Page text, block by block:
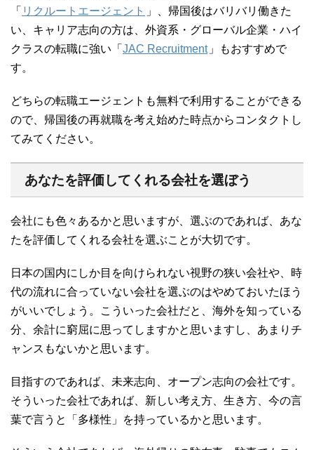
「 リクルートエージェント 」、帰国後はバリバリ働きた
い、キャリア志向の方は、外資系・グローバル企業・ハイ
クラスの転職に強い「 JAC Recruitment 」もおすすめで
す。
どちらの転職エージェントも無料で利用することができる
ので、帰国後の再就職を考え始めた時点からコンタクトし
てみてください。
あなたを評価してくれる会社を選ぼう
会社にも色々あるかと思いますが、選ぶのであれば、あな
たを評価してくれる会社を選ぶことが大切です。
日本の国内にしか目を向けられない視野の狭い会社や、時
代の流れに合っていない会社を選ぶのはやめておいたほう
がいいでしょう。こういった会社だと、海外を知っている
分、余計に窮屈に思ってしますかと思いますし、あまりチ
ャンスもないかと思います。
目指すのであれば、未来志向、オープン志向の会社です。
そういった会社であれば、新しい考え方、生き方、今の言
葉で言うと「多様性」を持っているかと思います。